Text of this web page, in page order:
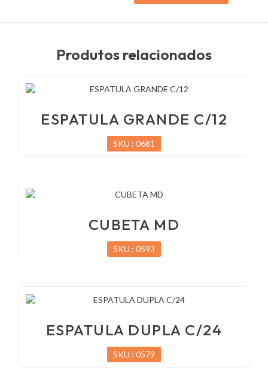
Produtos relacionados
ESPATULA GRANDE C/12
SKU : 0681
CUBETA MD
SKU : 0593
ESPATULA DUPLA C/24
SKU : 0579